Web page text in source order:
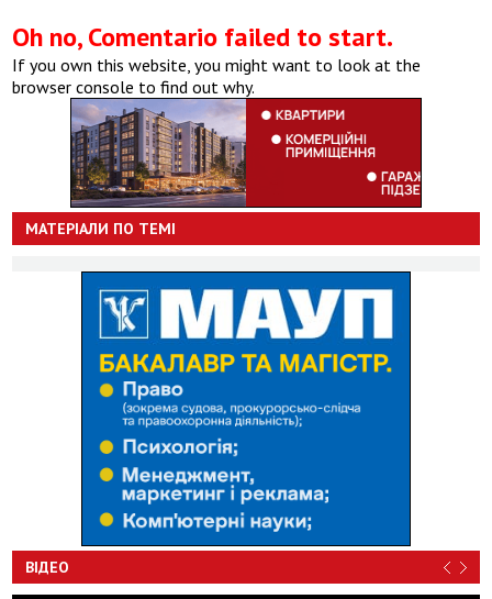
Oh no, Comentario failed to start.
If you own this website, you might want to look at the
browser console to find out why.
МАТЕРІАЛИ ПО ТЕМІ
ВІДЕО